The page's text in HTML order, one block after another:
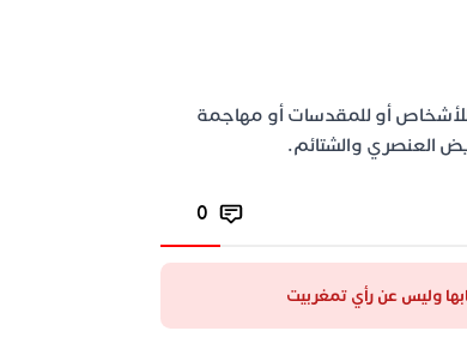
أو للمقدسات أو مهاجمة
العنصري والشتائم.
0
وليس عن رأي تمغربيت